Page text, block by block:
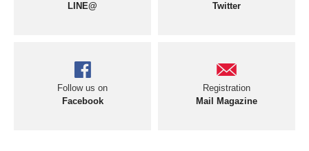
LINE@
Twitter
Follow us on
Facebook
Registration
Mail Magazine